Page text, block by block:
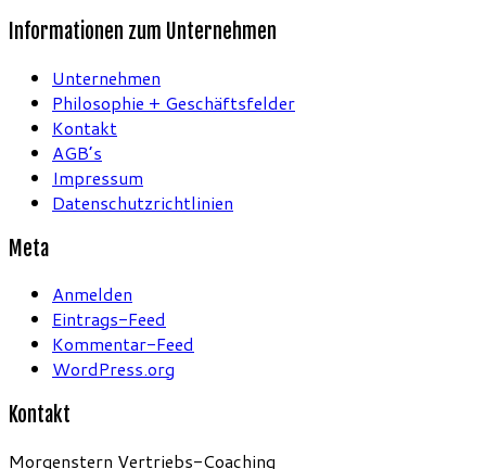
Informationen zum Unternehmen
Unternehmen
Philosophie + Geschäftsfelder
Kontakt
AGB’s
Impressum
Datenschutzrichtlinien
Meta
Anmelden
Eintrags-Feed
Kommentar-Feed
WordPress.org
Kontakt
Morgenstern Vertriebs-Coaching